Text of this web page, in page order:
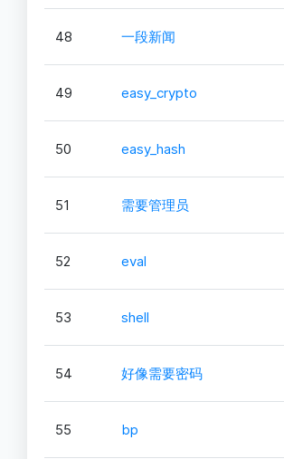
48 一段新闻
49 easy_crypto
50 easy_hash
51 需要管理员
52 eval
53 shell
54 好像需要密码
55 bp